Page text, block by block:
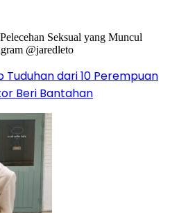
Tuduhan dari 10 Perempuan
Beri Bantahan